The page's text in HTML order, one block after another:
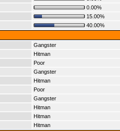
0.00%
15.00%
40.00%
Gangster
Hitman
Poor
Gangster
Hitman
Poor
Gangster
Hitman
Hitman
Hitman